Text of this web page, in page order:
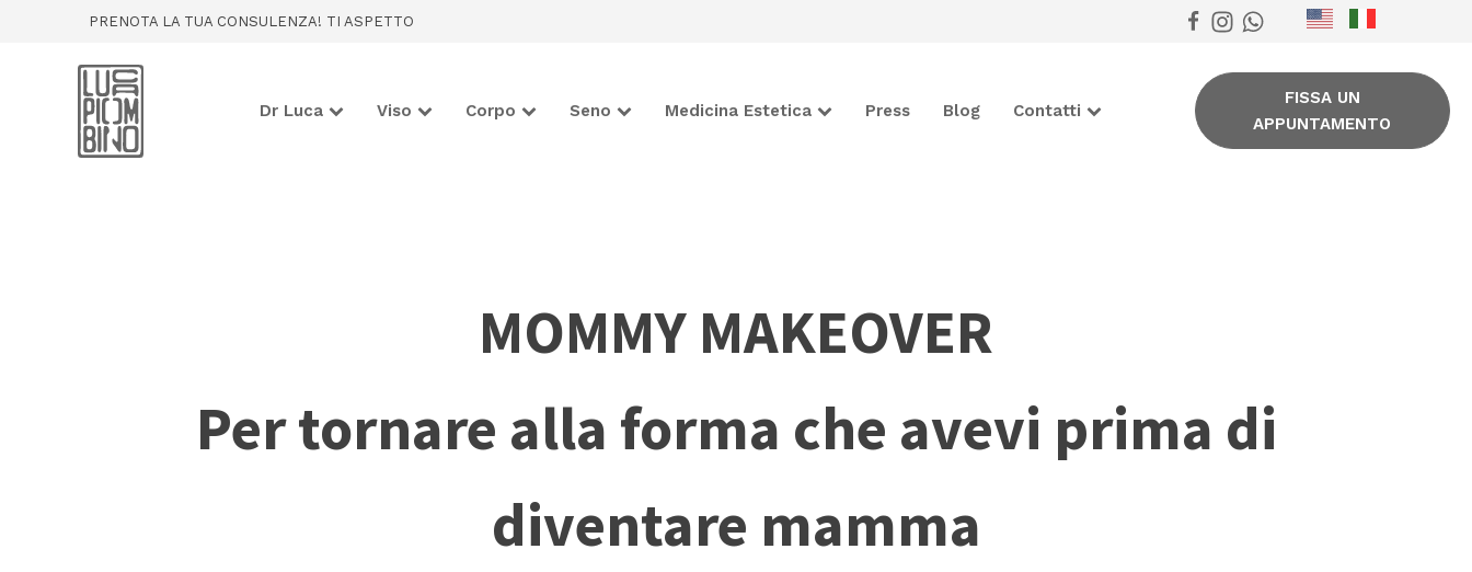
PRENOTA LA TUA CONSULENZA! TI ASPETTO
Dr Luca Viso Corpo Seno Medicina Estetica Press Blog Contatti
FISSA UN
APPUNTAMENTO
MOMMY MAKEOVER
Per tornare alla forma che avevi prima di
diventare mamma